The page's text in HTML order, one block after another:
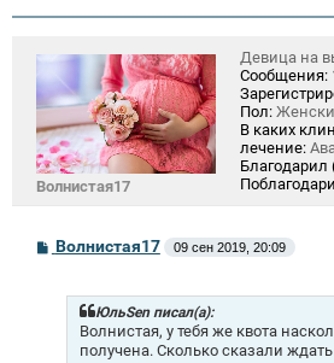
Волнистая17
Девица на
Сообщения:
Пол:
В каких
лечение:
Благодарил
С
о
Волнистая17 09 сен 2019, 20:09
ЮльSen писал(а):
Волнистая, у тебя же квота
получена. Сколько сказали